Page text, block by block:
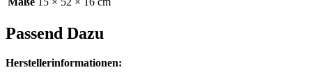
Passend Dazu
Herstellerinformationen: